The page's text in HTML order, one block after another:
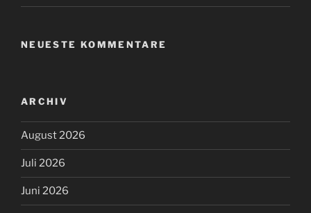
NEUESTE KOMMENTARE
ARCHIV
August 2026
Juli 2026
Juni 2026